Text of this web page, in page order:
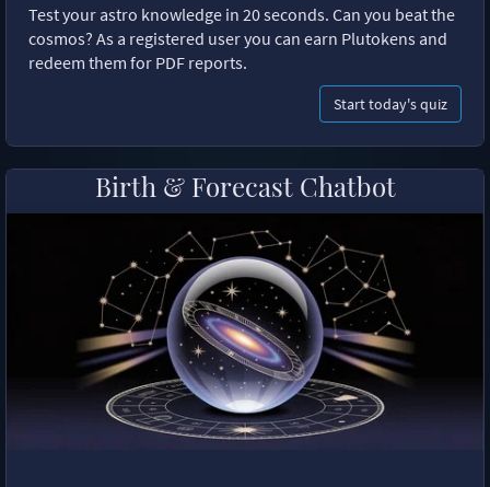
Test your astro knowledge in 20 seconds. Can you beat the
cosmos? As a registered user you can earn Plutokens and
redeem them for PDF reports.
Start today's quiz
Birth & Forecast Chatbot